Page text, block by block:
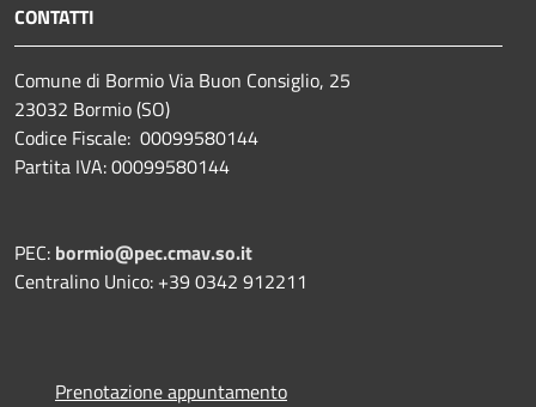
CONTATTI
Comune di Bormio Via Buon Consiglio, 25
23032 Bormio (SO)
Codice Fiscale: 00099580144
Partita IVA: 00099580144
PEC: bormio@pec.cmav.so.it
Centralino Unico: +39 0342 912211
Prenotazione appuntamento